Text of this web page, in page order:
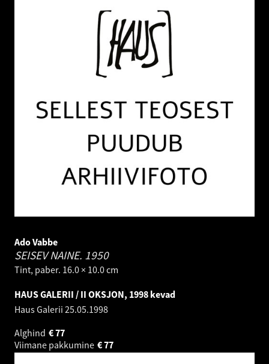
Ado Vabbe
SEISEV NAINE. 1950
Tint, paber. 16.0 × 10.0 cm
HAUS GALERII / II OKSJON, 1998 kevad
Haus Galerii 25.05.1998
Alghind
77
€
Viimane pakkumine
77
€